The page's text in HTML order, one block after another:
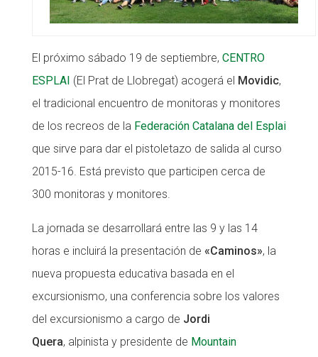
El próximo sábado 19 de septiembre, CENTRO
ESPLAI (El Prat de Llobregat) acogerá el Movidic,
el tradicional encuentro de monitoras y monitores
de los recreos de la Federación Catalana del Esplai
que sirve para dar el pistoletazo de salida al curso
2015-16. Está previsto que participen cerca de
300 monitoras y monitores.
La jornada se desarrollará entre las 9 y las 14
horas e incluirá la presentación de «Caminos», la
nueva propuesta educativa basada en el
excursionismo, una conferencia sobre los valores
del excursionismo a cargo de Jordi
Quera, alpinista y presidente de Mountain
Butlletins
Fundesplai als mitjans
Xarxes socials
Fes voluntariat
Fes un donatiu
Treballa amb nosaltres